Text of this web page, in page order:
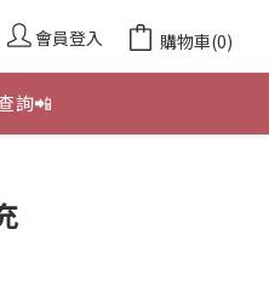
會員登入 購物車(0)
詢📲